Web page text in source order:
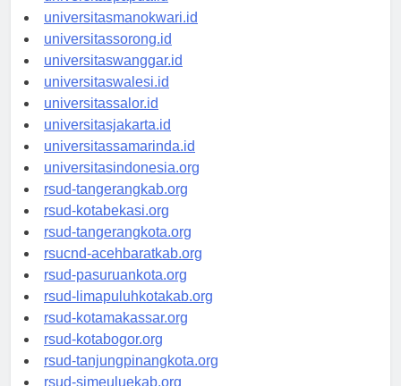
universitaspapua.id
universitasmanokwari.id
universitassorong.id
universitaswanggar.id
universitaswalesi.id
universitassalor.id
universitasjakarta.id
universitassamarinda.id
universitasindonesia.org
rsud-tangerangkab.org
rsud-kotabekasi.org
rsud-tangerangkota.org
rsucnd-acehbaratkab.org
rsud-pasuruankota.org
rsud-limapuluhkotakab.org
rsud-kotamakassar.org
rsud-kotabogor.org
rsud-tanjungpinangkota.org